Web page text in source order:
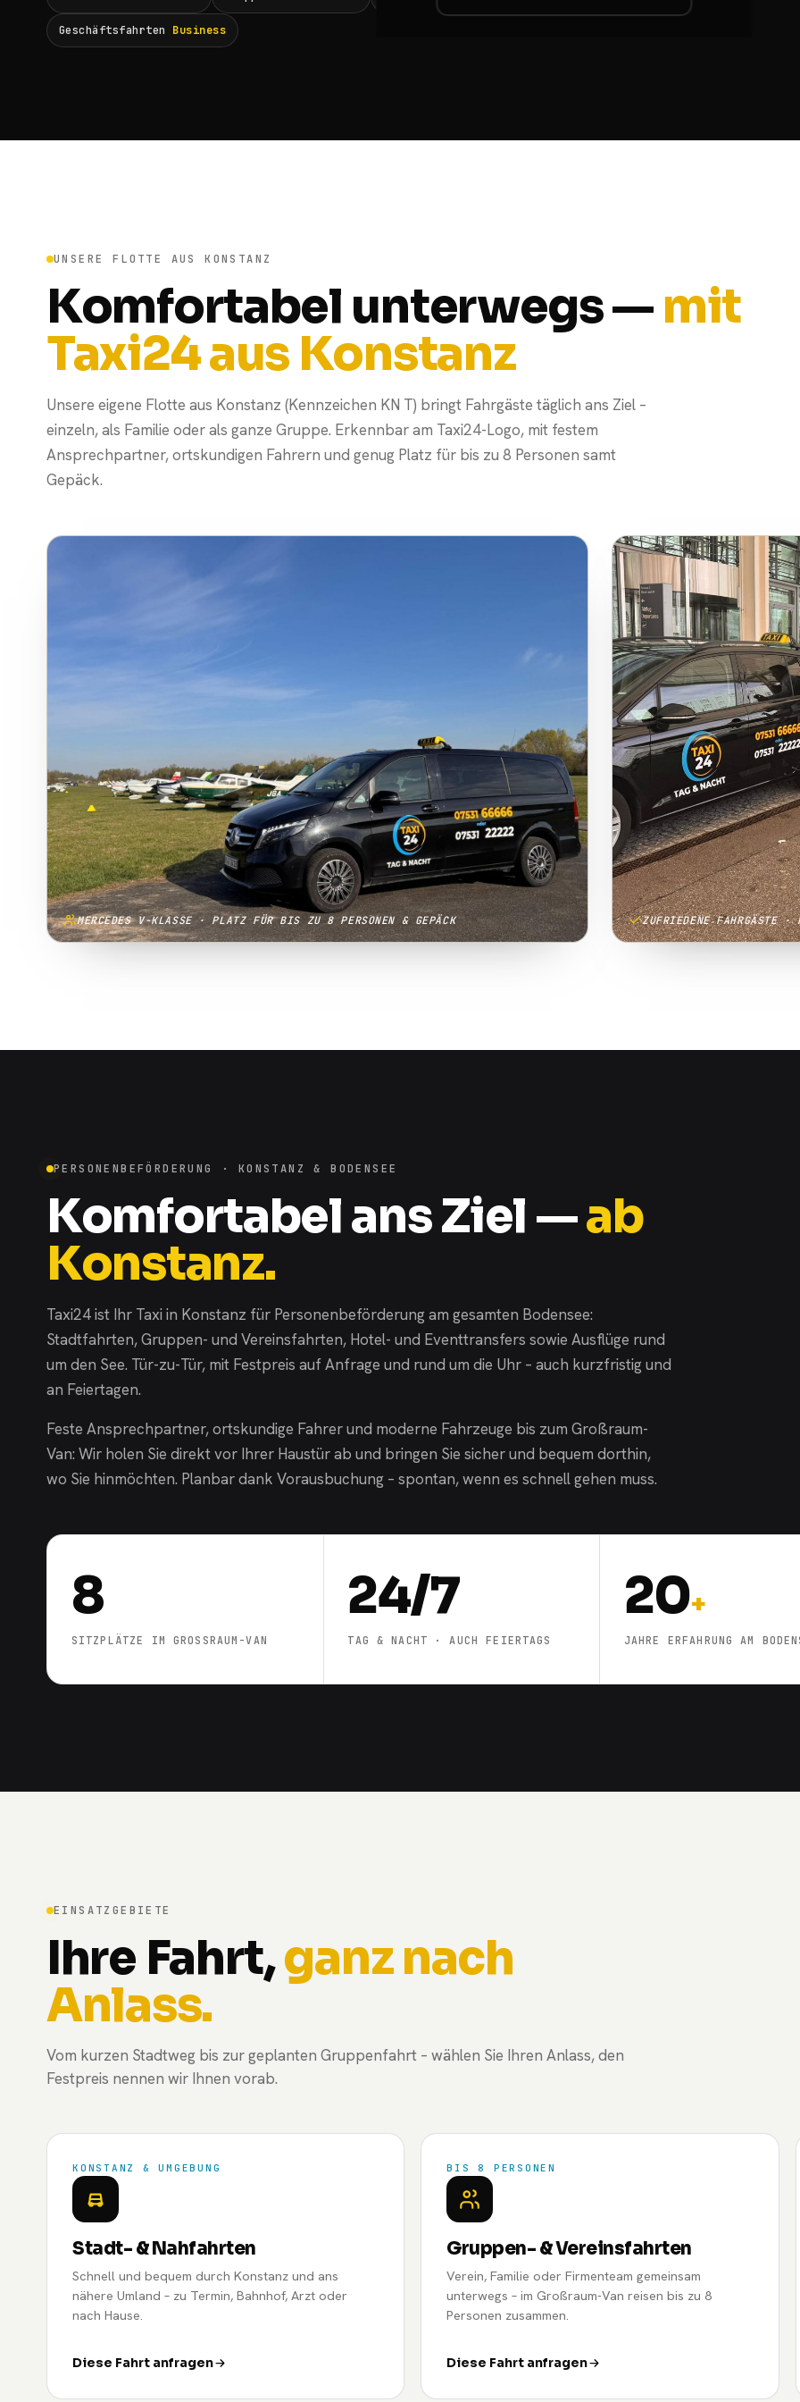
Geschäftsfahrten Business
UNSERE FLOTTE AUS KONSTANZ
Komfortabel unterwegs — mit
Taxi24 aus Konstanz
Unsere eigene Flotte aus Konstanz (Kennzeichen KN T) bringt Fahrgäste täglich ans Ziel –
einzeln, als Familie oder als ganze Gruppe. Erkennbar am Taxi24-Logo, mit festem
Ansprechpartner, ortskundigen Fahrern und genug Platz für bis zu 8 Personen samt
Gepäck.
MERCEDES V-KLASSE · PLATZ FÜR BIS ZU 8 PERSONEN & GEPÄCK ZUFRIEDENE FAHRGÄSTE ·
PERSONENBEFÖRDERUNG · KONSTANZ & BODENSEE
Komfortabel ans Ziel —ab
Konstanz.
Taxi24 ist Ihr Taxi in Konstanz für Personenbeförderung am gesamten Bodensee:
Stadtfahrten, Gruppen- und Vereinsfahrten, Hotel- und Eventtransfers sowie Ausflüge rund
um den See. Tür-zu-Tür, mit Festpreis auf Anfrage und rund um die Uhr – auch kurzfristig und
an Feiertagen.
Feste Ansprechpartner, ortskundige Fahrer und moderne Fahrzeuge bis zum Großraum-
Van: Wir holen Sie direkt vor Ihrer Haustür ab und bringen Sie sicher und bequem dorthin,
wo Sie hinmöchten. Planbar dank Vorausbuchung – spontan, wenn es schnell gehen muss.
8
SITZPLÄTZE IM GROSSRAUM-VAN
24/7
TAG & NACHT · AUCH FEIERTAGS
20+
JAHRE ERFAHRUNG AM
EINSATZGEBIETE
Ihre Fahrt,ganz nach
Anlass.
Vom kurzen Stadtweg bis zur geplanten Gruppenfahrt – wählen Sie Ihren Anlass, den
Festpreis nennen wir Ihnen vorab.
KONSTANZ & UMGEBUNG
Stadt- & Nahfahrten
Schnell und bequem durch Konstanz und ans
nähere Umland – zu Termin, Bahnhof, Arzt oder
nach Hause.
Diese Fahrt anfragen
BIS 8 PERSONEN
Gruppen- & Vereinsfahrten
Verein, Familie oder Firmenteam gemeinsam
unterwegs – im Großraum-Van reisen bis zu 8
Personen zusammen.
Diese Fahrt anfragen